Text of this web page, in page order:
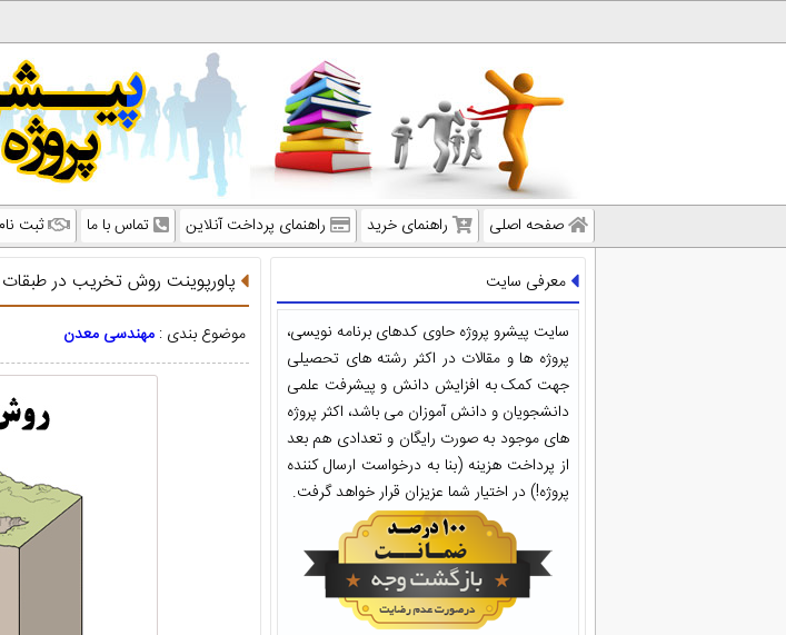
صفحه اصلی راهنمای خرید راهنمای پرداخت آنلاین تماس با ما ثبت
معرفی سایت
سایت پیشرو پروژه حاوی کدهای برنامه نویسی،
پروژه ها و مقالات در اکثر رشته های تحصیلی
جهت کمک به افزایش دانش و پیشرفت علمی
دانشجویان و دانش آموزان می باشد، اکثر پروژه
های موجود به صورت رایگان و تعدادی هم بعد
از پرداخت هزینه (بنا به درخواست ارسال کننده
پروژه!) در اختیار شما عزیزان قرار خواهد گرفت.
پاورپوینت روش تخريب در
موضوع بندی : مهندسی معدن